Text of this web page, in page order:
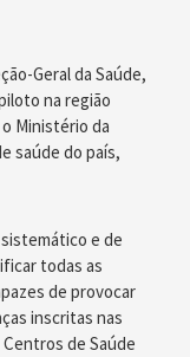
Geral da Saúde,
na região
Ministério da
saúde do país,
e de
todas as
de provocar
inscritas nas
de Saúde